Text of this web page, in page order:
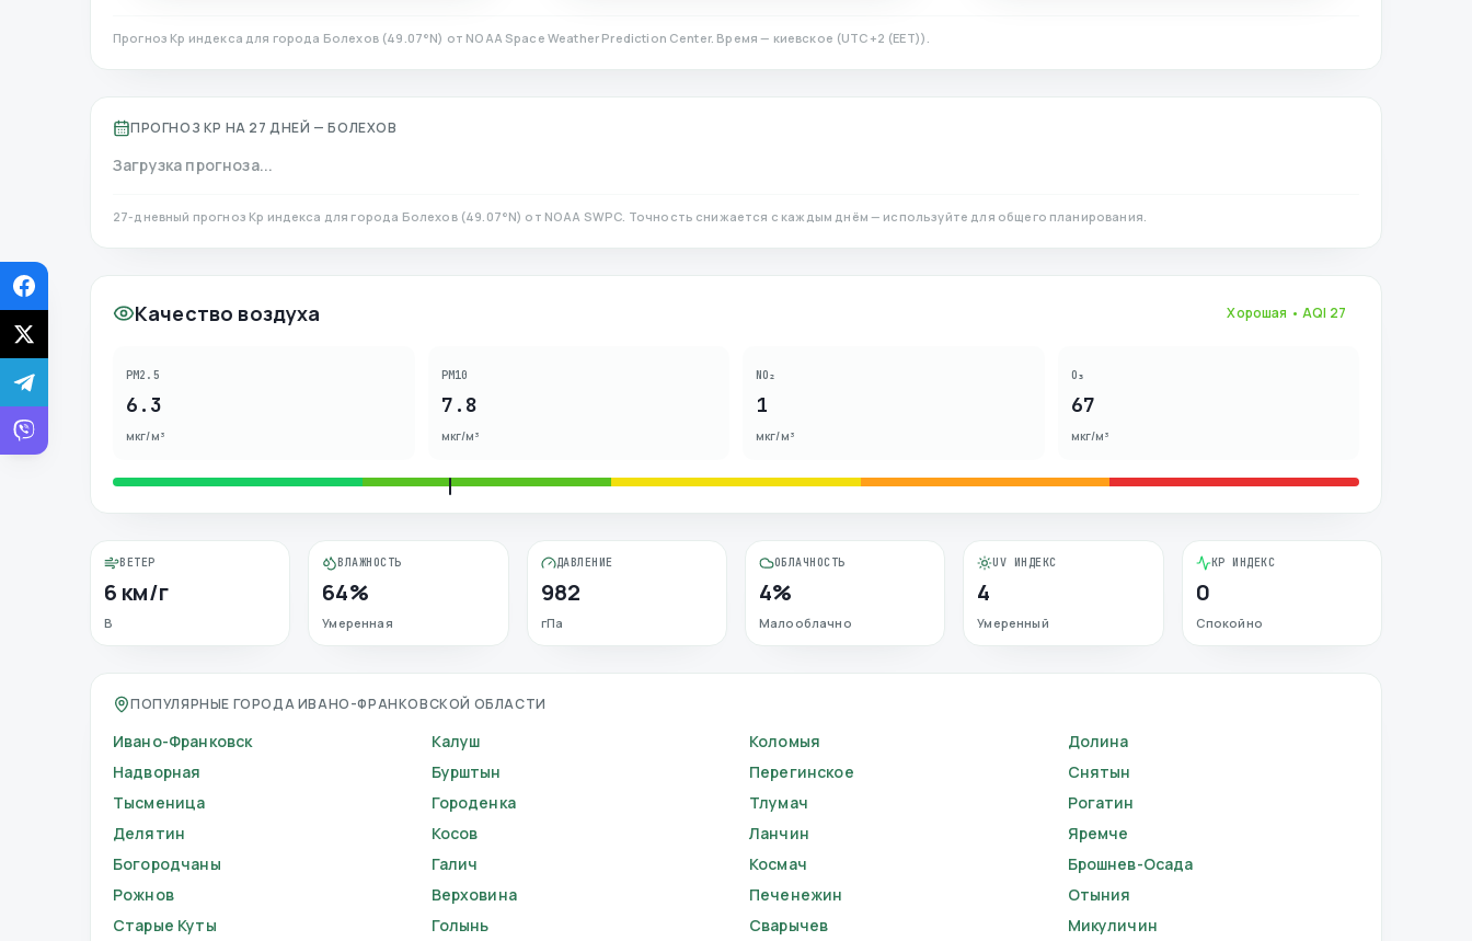
Прогноз Kp индекса для города Болехов(49.07°N) от NOAA Space Weather Prediction Center. Время — киевское (UTC+2 (EET)).
ПРОГНОЗ KP НА 27 ДНЕЙ — БОЛЕХОВ
Загрузка прогноза...
27-дневный прогноз Kp индекса для города Болехов(49.07°N) от NOAA SWPC. Точность снижается с каждым днём — используйте для общего планирования.
Качество воздуха Хорошая • AQI 27
PM2.5
6.3
мкг/м³
PM10
7.8
мкг/м³
NO₂
1
мкг/м³
O₃
67
мкг/м³
ВЕТЕР
6 км/г
В
ВЛАЖНОСТЬ
64%
Умеренная
ДАВЛЕНИЕ
982
гПа
ОБЛАЧНОСТЬ
4%
Малооблачно
UV ИНДЕКС
4
Умеренный
KP ИНДЕКС
0
Спокойно
ПОПУЛЯРНЫЕ ГОРОДА ИВАНО-ФРАНКОВСКОЙ ОБЛАСТИ
Ивано-Франковск Калуш Коломыя
Долина
Надворная
Бурштын Перегинское
Снятын
Тысменица
Городенка Тлумач
Рогатин
Делятин
Косов Ланчин
Яремче
Богородчаны
Галич Космач
Брошнев-Осада
Рожнов
Верховина Печенежин
Отыния
Старые Куты
Голынь Сварычев
Микуличин